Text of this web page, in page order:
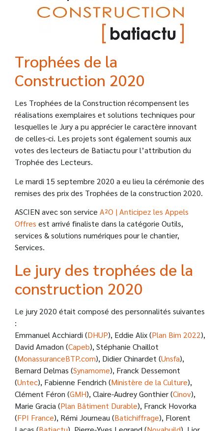
Trophées de la
Construction 2020
Les Trophées de la Construction récompensent les
réalisations exemplaires et solutions techniques pour
lesquelles le Jury a pu apprécier le caractère innovant
de celles-ci. Les projets sont également soumis aux
votes des lecteurs de Batiactu pour l’attribution du
Trophée des Lecteurs.
Le mardi 15 septembre 2020 a eu lieu la cérémonie des
remises des prix des Trophées de la construction 2020.
ASCIEN avec son service A²O | Anticipez les Appels
Offres est arrivé finaliste dans la catégorie Outils,
services & solutions numériques pour le chantier,
Services.
Le jury des trophées de la
construction 2020
Le jury 2020 était composé des personnalités suivantes
:
Emmanuel Acchiardi (DHUP), Eddie Alix (Plan Bim 2022),
David Amadon (Capeb), Stéphanie Chaillot
(MonassuranceBTP.com), Didier Chinardet (Unsfa),
Bernard Delmas (Synamome), Franck Dessemont
(Untec), Fabienne Fendrich (Ministère de la Culture),
Clément Féron (GMH), Claire-Audrey Gonthier (Cinov),
Marie Gracia (Plan Bâtiment Durable), Franck Hovorka
(FPI France), Rémi Journeau (Batichiffrage), Florent